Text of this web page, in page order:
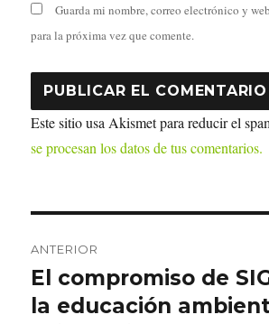
Guarda mi nombre, correo electrónico y
para la próxima vez que comente.
Este sitio usa Akismet para reducir el
se procesan los datos de tus comentarios.
de
entradas
ANTERIOR
Entrada
anterior:
El compromiso de
la educación